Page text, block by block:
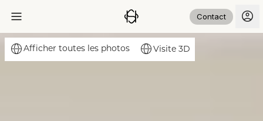
Contact
Afficher toutes les photos Visite 3D